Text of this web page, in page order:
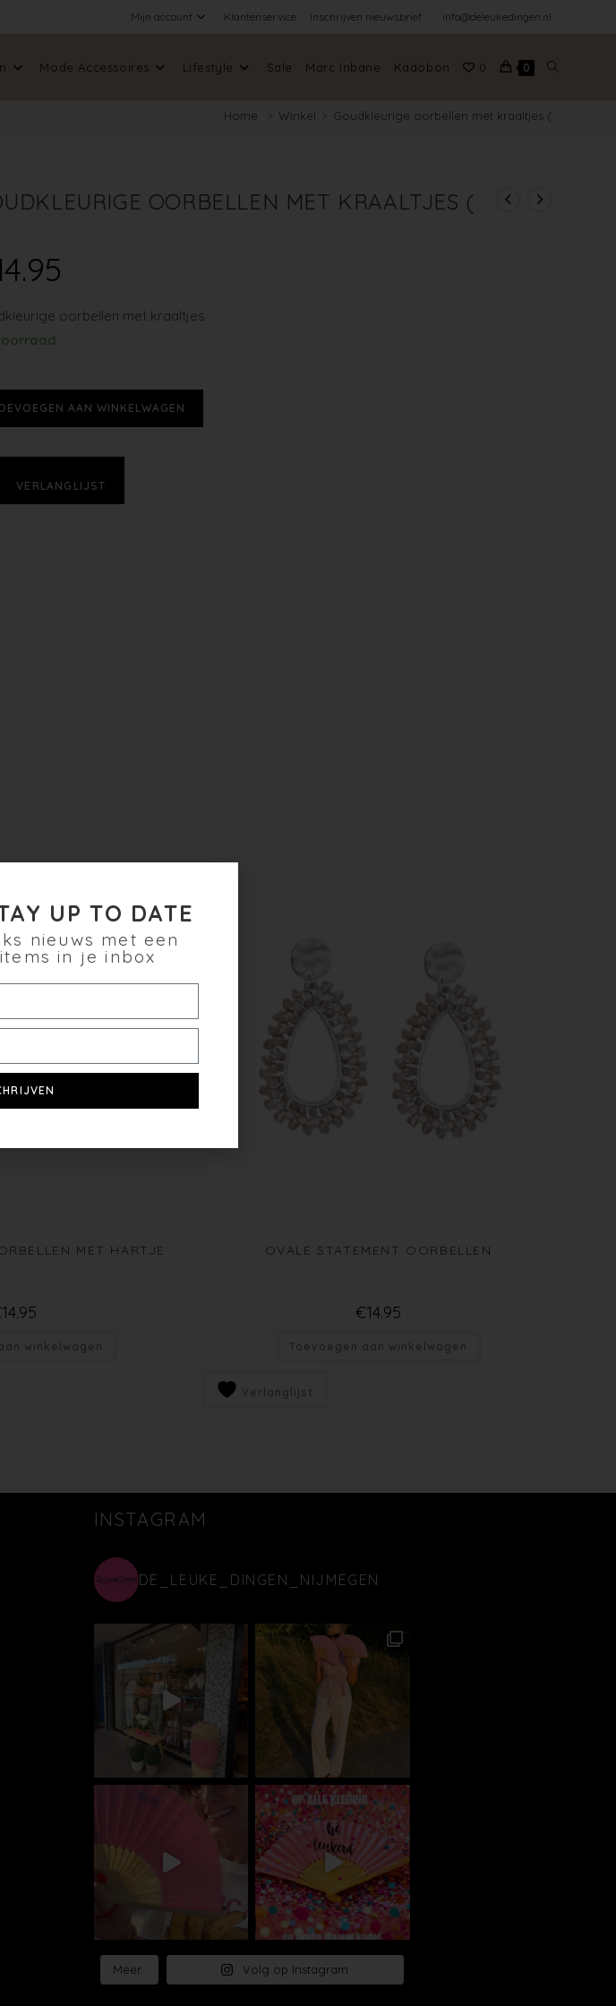
Mijn account Klantenservice Inschrijven nieuwsbrief info@deleukedingen.nl
Mode Accessoires Lifestyle Sale Marc Inbane Kadobon 0 0
Home > Winkel > Goudkleurige oorbellen met kraaltjes (
OORBELLEN MET KRAALTJES (
oorbellen met kraaltjes
AAN WINKELWAGEN
VERLANGLIJST
MET HARTJE
14.95
winkelwagen
OVALE STATEMENT OORBELLEN
€14.95
Toevoegen aan winkelwagen
Verlanglijst
INSTAGRAM
DE_LEUKE_DINGEN_NIJMEGEN
Meer.. Volg op Instagram
UP TO DATE
nieuws met een
in je inbox